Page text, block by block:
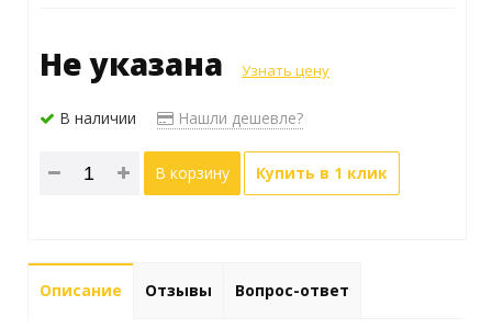
Не указана Узнать цену
В наличии Нашли дешевле?
В корзину Купить в 1 клик
Описание Отзывы Вопрос-ответ